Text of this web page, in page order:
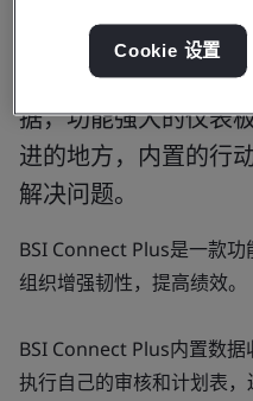
检查方案中获取
简单的用户界面有助
据，功能强大的仪表
进的地方，内置的行
解决问题。
BSI Connect Plus是一款
组织增强韧性，提高绩效。
BSI Connect Plus内置数
执行自己的审核和计划表
Cookie 设置